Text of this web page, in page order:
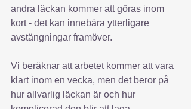
andra läckan kommer att göras inom
kort - det kan innebära ytterligare
avstängningar framöver.
Vi beräknar att arbetet kommer att vara
klart inom en vecka, men det beror på
hur allvarlig läckan är och hur